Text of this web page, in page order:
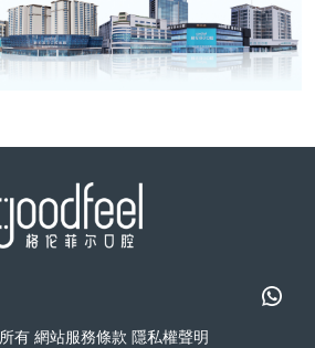
有 網站服務條款 隱私權聲明